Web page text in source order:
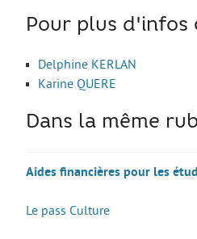
Pour plus d'infos
Delphine KERLAN
Karine QUERE
Dans la même
Aides financières pour les
Le pass Culture